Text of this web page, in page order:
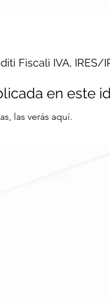
en este
las verás aquí.
Fiscali IVA, IRES/